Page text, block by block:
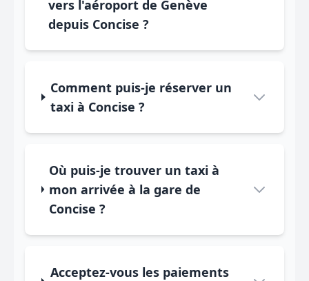
vers l'aéroport de Genève
depuis Concise ?
Comment puis-je réserver un
taxi à Concise ?
Où puis-je trouver un taxi à
mon arrivée à la gare de
Concise ?
Acceptez-vous les paiements